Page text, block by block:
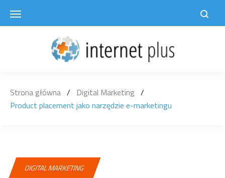
content
Strona główna / Digital Marketing /
Product placement jako narzędzie e-marketingu
DIGITAL MARKETING